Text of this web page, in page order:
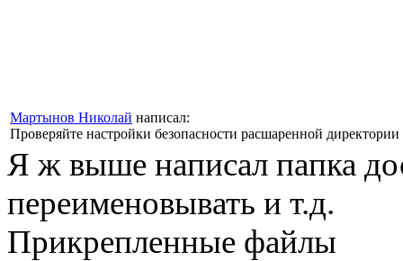
Мартынов Николай написал:
Проверяйте настройки безопасности расшаренной
Я ж выше написал папка
переименовывать и т.д.
Прикрепленные файлы